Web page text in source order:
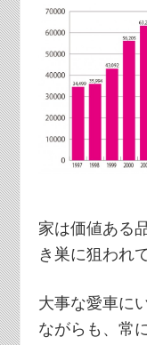
家は価値ある
き巣に狙われ
大事な愛車に
ながらも、常